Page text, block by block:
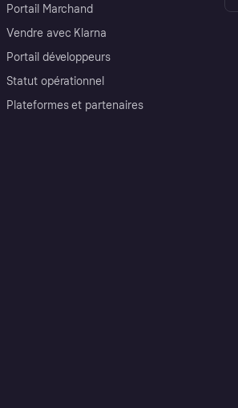
Portail Marchand
Vendre avec Klarna
Portail développeurs
Statut opérationnel
Plateformes et partenaires